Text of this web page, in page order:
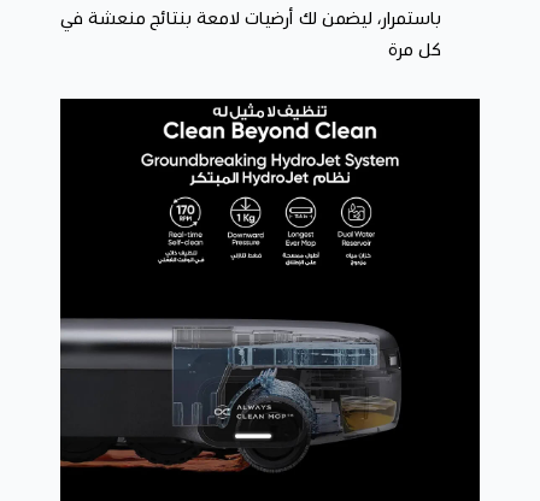
باستمرار، ليضمن لك أرضيات لامعة بنتائج منعشة في
كل مرة